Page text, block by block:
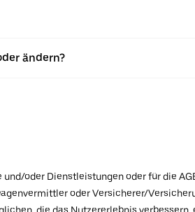
ändern?
oder Dienstleistungen oder für die
oder Versicherer/